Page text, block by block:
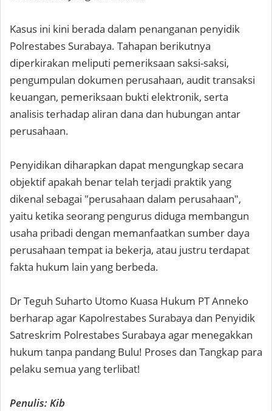
Kasus ini kini berada dalam penanganan penyidik
Polrestabes Surabaya. Tahapan berikutnya
diperkirakan meliputi pemeriksaan saksi-saksi,
pengumpulan dokumen perusahaan, audit transaksi
keuangan, pemeriksaan bukti elektronik, serta
analisis terhadap aliran dana dan hubungan antar
perusahaan.
Penyidikan diharapkan dapat mengungkap secara
objektif apakah benar telah terjadi praktik yang
dikenal sebagai "perusahaan dalam perusahaan",
yaitu ketika seorang pengurus diduga membangun
usaha pribadi dengan memanfaatkan sumber daya
perusahaan tempat ia bekerja, atau justru terdapat
fakta hukum lain yang berbeda.
Dr Teguh Suharto Utomo Kuasa Hukum PT Anneko
berharap agar Kapolrestabes Surabaya dan Penyidik
Satreskrim Polrestabes Surabaya agar menegakkan
hukum tanpa pandang Bulu! Proses dan Tangkap para
pelaku semua yang terlibat!
Penulis: Kib